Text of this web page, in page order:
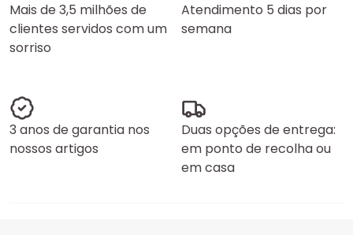
Mais de 3,5 milhões de
clientes servidos com um
sorriso
Atendimento 5 dias por
semana
3 anos de garantia nos
nossos artigos
Duas opções de entrega:
em ponto de recolha ou
em casa